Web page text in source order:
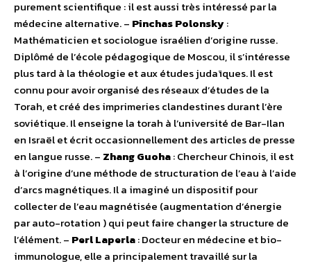
purement scientifique : il est aussi très intéressé par la
médecine alternative. – Pinchas Polonsky:
Mathématicien et sociologue israélien d’origine russe.
Diplômé de l’école pédagogique de Moscou, il s’intéresse
plus tard à la théologie et aux études judaïques. Il est
connu pour avoir organisé des réseaux d’études de la
Torah, et créé des imprimeries clandestines durant l’ère
soviétique. Il enseigne la torah à l’université de Bar-Ilan
en Israël et écrit occasionnellement des articles de presse
en langue russe. – Zhang Guoha: Chercheur Chinois, il est
à l’origine d’une méthode de structuration de l’eau à l’aide
d’arcs magnétiques. Il a imaginé un dispositif pour
collecter de l’eau magnétisée (augmentation d’énergie
par auto-rotation ) qui peut faire changer la structure de
l’élément. – Perl Laperla: Docteur en médecine et bio-
immunologue, elle a principalement travaillé sur la